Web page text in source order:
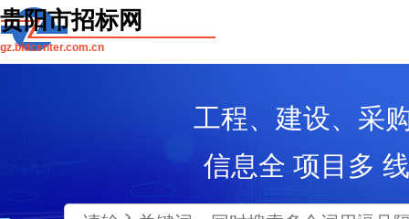
贵阳市招标网
gz.bidcenter.com.cn
工程、建设、采
信息全 项目多